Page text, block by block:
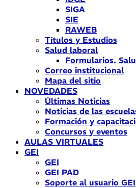
SIGA
SIE
RAWEB
Títulos y Estudios
Salud laboral
Formularios.
Correo institucional
Mapa del sitio
NOVEDADES
Últimas Noticias
Noticias de las
Formación y
Concursos y eventos
AULAS VIRTUALES
GEI
GEI
GEI PAD
Soporte al usuario GEI